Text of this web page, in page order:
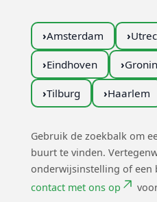
Amsterdam
Eindhoven
Tilburg Haarlem
Gebruik de zoekbalk om
buurt te vinden.
onderwijsinstelling of een
contact met ons op